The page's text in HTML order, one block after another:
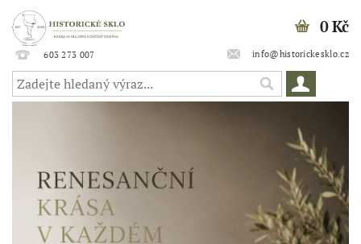
603 273 007 info@historickesklo.cz
0 Kč